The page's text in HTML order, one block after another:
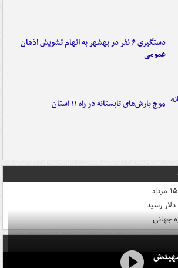
دستگیری ۶ نفر در بهشهر به اتهام تشویش اذهان
عمومی
موج بارش‌های تابستانه در راه ۱۱ استان
جهانی
شهیدش